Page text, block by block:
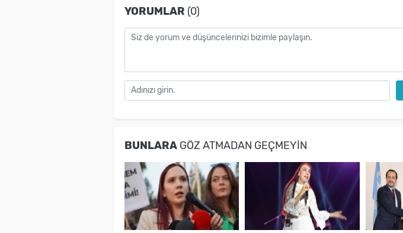
YORUMLAR (0)
BUNLARAGÖZ ATMADAN GEÇMEYIN